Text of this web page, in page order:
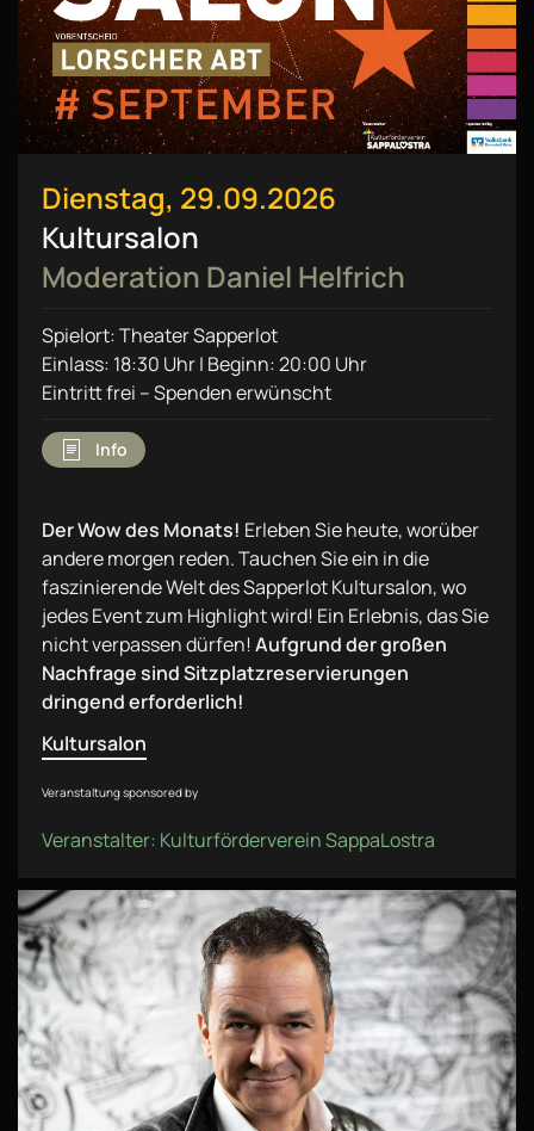
Dienstag, 29.09.2026
Kultursalon
Moderation Daniel Helfrich
Spielort: Theater Sapperlot
Einlass: 18:30 Uhr | Beginn: 20:00 Uhr
Eintritt frei – Spenden erwünscht
Info
Der Wow des Monats! Erleben Sie heute, worüber
andere morgen reden. Tauchen Sie ein in die
faszinierende Welt des Sapperlot Kultursalon, wo
jedes Event zum Highlight wird! Ein Erlebnis, das Sie
nicht verpassen dürfen! Aufgrund der großen
Nachfrage sind Sitzplatzreservierungen
dringend erforderlich!
Kultursalon
Veranstaltung sponsored by
Veranstalter: Kulturförderverein SappaLostra